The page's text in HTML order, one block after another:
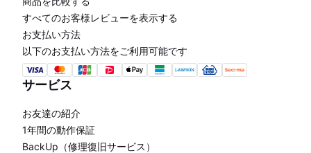
すべてのお客様レビューを表示する
お支払い方法
以下のお支払い方法をご利用可能です
サービス
お友達の紹介
1年間の動作保証
BackUp（修理復旧サービス）